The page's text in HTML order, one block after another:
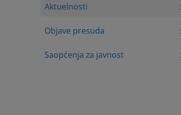
Aktuelnosti
Objave presuda
Saopćenja za javnost